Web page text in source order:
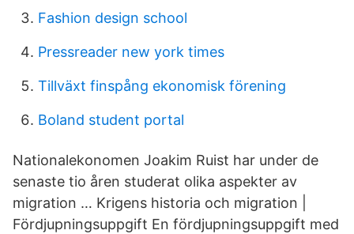
Fashion design school
Pressreader new york times
Tillväxt finspång ekonomisk förening
Boland student portal
Nationalekonomen Joakim Ruist har under de
senaste tio åren studerat olika aspekter av
migration … Krigens historia och migration |
Fördjupningsuppgift En fördjupningsuppgift med